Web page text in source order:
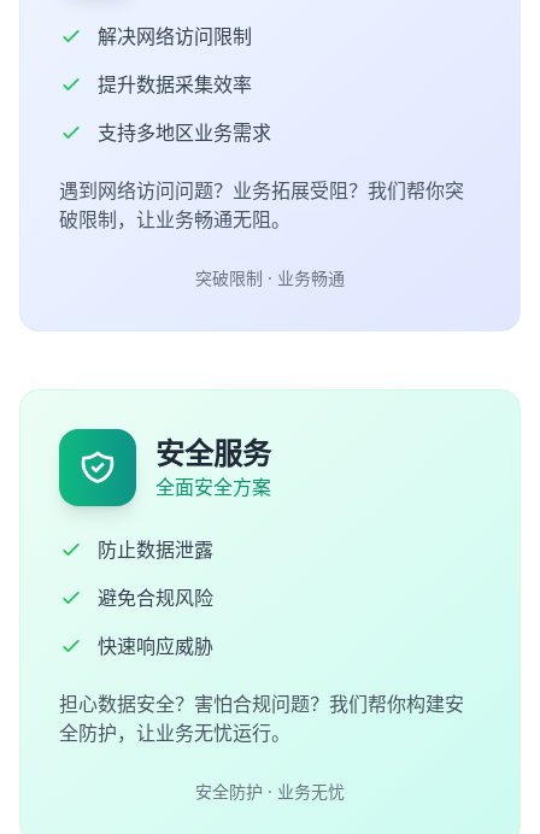
解决网络访问限制
提升数据采集效率
支持多地区业务需求
遇到网络访问问题？业务拓展受阻？我们帮你突
破限制，让业务畅通无阻。
突破限制 · 业务畅通
安全服务
全面安全方案
防止数据泄露
避免合规风险
快速响应威胁
担心数据安全？害怕合规问题？我们帮你构建安
全防护，让业务无忧运行。
安全防护 · 业务无忧